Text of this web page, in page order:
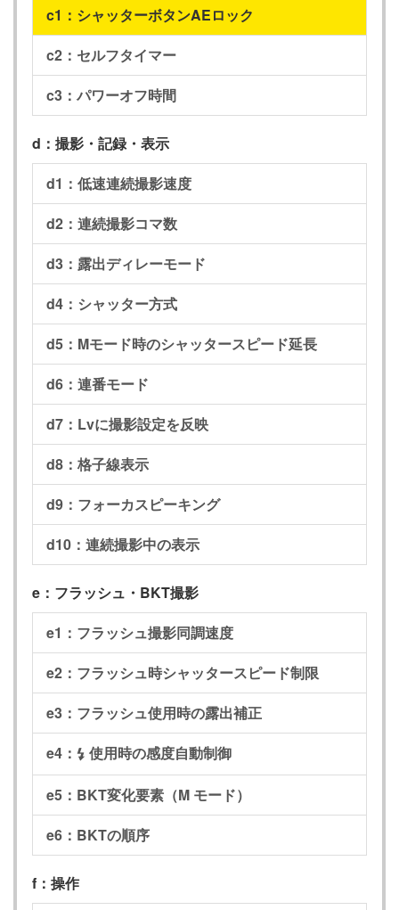
c1：シャッターボタンAEロック
c2：セルフタイマー
c3：パワーオフ時間
d：撮影・記録・表示
d1：低速連続撮影速度
d2：連続撮影コマ数
d3：露出ディレーモード
d4：シャッター方式
d5：Mモード時のシャッタースピード延長
d6：連番モード
d7：Lvに撮影設定を反映
d8：格子線表示
d9：フォーカスピーキング
d10：連続撮影中の表示
e：フラッシュ・BKT撮影
e1：フラッシュ撮影同調速度
e2：フラッシュ時シャッタースピード制限
e3：フラッシュ使用時の露出補正
e4： c 使用時の感度自動制御
e5：BKT変化要素（M モード）
e6：BKTの順序
f：操作